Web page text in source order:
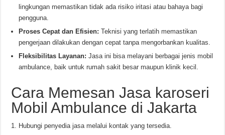
lingkungan memastikan tidak ada risiko iritasi atau bahaya bagi
pengguna.
Proses Cepat dan Efisien: Teknisi yang terlatih memastikan
pengerjaan dilakukan dengan cepat tanpa mengorbankan kualitas.
Fleksibilitas Layanan: Jasa ini bisa melayani berbagai jenis mobil
ambulance, baik untuk rumah sakit besar maupun klinik kecil.
Cara Memesan Jasa karoseri
Mobil Ambulance di Jakarta
Hubungi penyedia jasa melalui kontak yang tersedia.